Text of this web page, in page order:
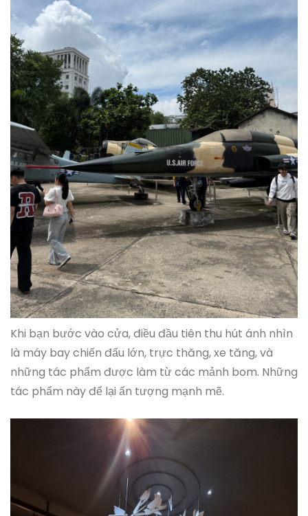
Khi bạn bước vào cửa, điều đầu tiên thu hút ánh nhìn
là máy bay chiến đấu lớn, trực thăng, xe tăng, và
những tác phẩm được làm từ các mảnh bom. Những
tác phẩm này để lại ấn tượng mạnh mẽ.